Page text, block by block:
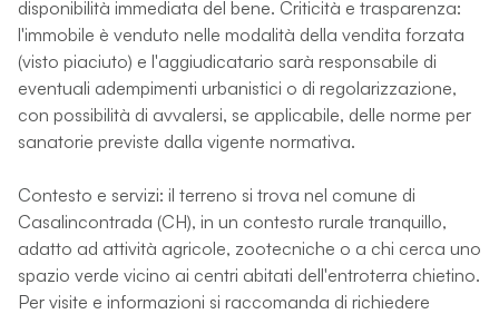
disponibilità immediata del bene. Criticità e trasparenza:
l'immobile è venduto nelle modalità della vendita forzata
(visto piaciuto) e l'aggiudicatario sarà responsabile di
eventuali adempimenti urbanistici o di regolarizzazione,
con possibilità di avvalersi, se applicabile, delle norme per
sanatorie previste dalla vigente normativa.
Contesto e servizi: il terreno si trova nel comune di
Casalincontrada (CH), in un contesto rurale tranquillo,
adatto ad attività agricole, zootecniche o a chi cerca uno
spazio verde vicino ai centri abitati dell'entroterra chietino.
Per visite e informazioni si raccomanda di richiedere